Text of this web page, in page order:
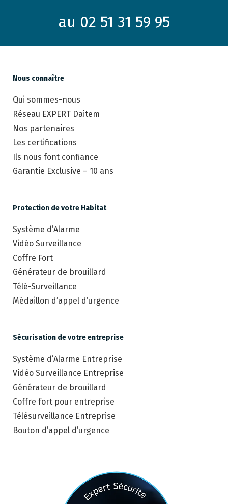
au 02 51 31 59 95
Nous connaître
Qui sommes-nous
Réseau EXPERT Daitem
Nos partenaires
Les certifications
Ils nous font confiance
Garantie Exclusive – 10 ans
Protection de votre Habitat
Système d’Alarme
Vidéo Surveillance
Coffre Fort
Générateur de brouillard
Télé-Surveillance
Médaillon d’appel d’urgence
Sécurisation de votre entreprise
Système d’Alarme Entreprise
Vidéo Surveillance Entreprise
Générateur de brouillard
Coffre fort pour entreprise
Télésurveillance Entreprise
Bouton d’appel d’urgence